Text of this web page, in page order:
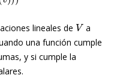
lineales de
V
a
una función cumple
y si cumple la